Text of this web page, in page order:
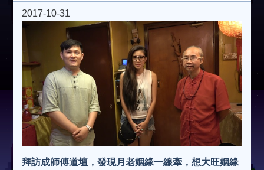
2017-10-31
拜訪成師傅道壇，發現月老姻緣一線牽，想大旺姻緣